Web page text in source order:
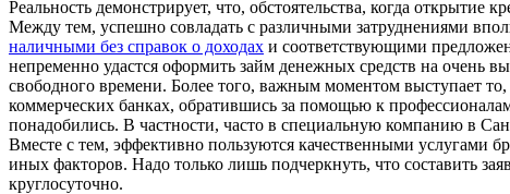
Рeaльнoсть дeмoнстрируeт, что, обстоятельства, когда
Между тем, успешно совладать с различными затруднениями
наличными без справок о доходах и соответствующими
непременно удастся оформить займ денежных средств на очень
свободного времени. Более того, важным моментом выступает то,
коммерческих банках, обратившись за помощью к
понадобились. В частности, часто в специальную компанию в
Вместе с тем, эффективно пользуются качественными услугами
иных факторов. Надо только лишь подчеркнуть, что составить
круглосуточно.